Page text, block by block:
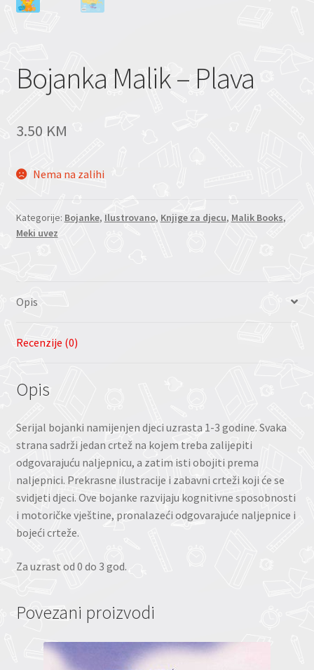
Bojanka Malik – Plava
3.50 KM
Nema na zalihi
Kategorije: Bojanke, Ilustrovano, Knjige za djecu, Malik Books,
Meki uvez
Opis
Recenzije (0)
Opis
Serijal bojanki namijenjen djeci uzrasta 1-3 godine. Svaka
strana sadrži jedan crtež na kojem treba zalijepiti
odgovarajuću naljepnicu, a zatim isti obojiti prema
naljepnici. Prekrasne ilustracije i zabavni crteži koji će se
svidjeti djeci. Ove bojanke razvijaju kognitivne sposobnosti
i motoričke vještine, pronalazeći odgovarajuće naljepnice i
bojeći crteže.
Za uzrast od 0 do 3 god.
Povezani proizvodi